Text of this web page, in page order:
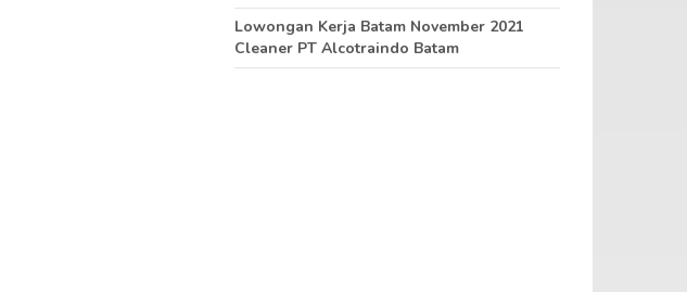
Lowongan Kerja Batam November 2021
Cleaner PT Alcotraindo Batam